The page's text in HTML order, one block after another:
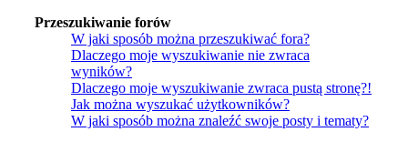
Przeszukiwanie forów
W jaki sposób można przeszukiwać fora?
Dlaczego moje wyszukiwanie nie zwraca
wyników?
Dlaczego moje wyszukiwanie zwraca pustą stronę?!
Jak można wyszukać użytkowników?
W jaki sposób można znaleźć swoje posty i tematy?